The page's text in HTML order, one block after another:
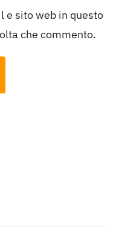
e sito web in questo
che commento.